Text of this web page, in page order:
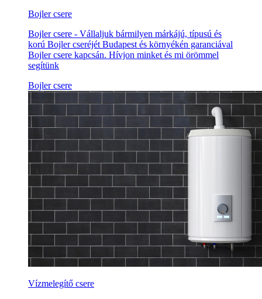
Bojler csere
Bojler csere - Vállaljuk bármilyen márkájú, típusú és
korú Bojler cseréjét Budapest és környékén garanciával
Bojler csere kapcsán. Hívjon minket és mi örömmel
segítünk
Bojler csere
Vízmelegítő csere